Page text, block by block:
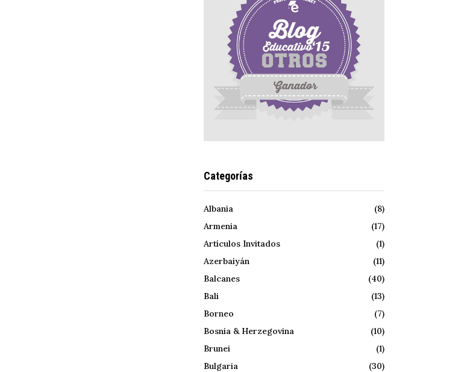
Categorías
Albania
(8)
Armenia
(17)
Artículos Invitados
(1)
Azerbaiyán
(11)
Balcanes
(40)
Bali
(13)
Borneo
(7)
Bosnia & Herzegovina
(10)
Brunei
(1)
Bulgaria
(30)